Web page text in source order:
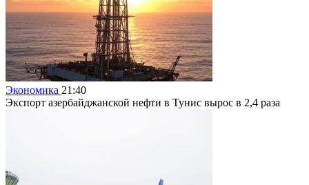
Экономика 21:40
Экспорт азербайджанской нефти в Тунис вырос в 2,4 раза